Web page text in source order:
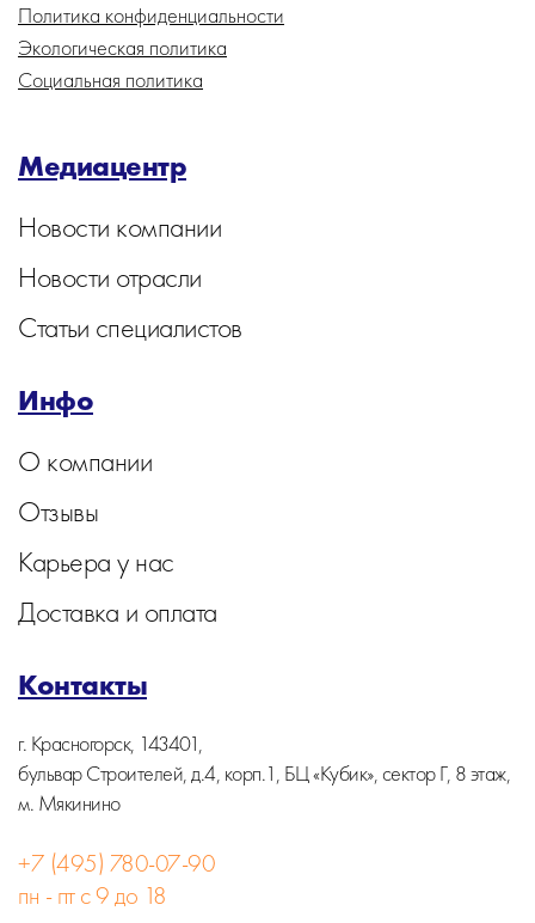
Политика конфиденциальности
Экологическая политика
Социальная политика
Медиацентр
Новости компании
Новости отрасли
Статьи специалистов
Инфо
О компании
Отзывы
Карьера у нас
Доставка и оплата
Контакты
г. Красногорск, 143401,
бульвар Строителей, д.4, корп.1, БЦ «Кубик», сектор Г, 8 этаж,
м. Мякинино
+7 (495) 780-07-90
пн - пт с 9 до 18